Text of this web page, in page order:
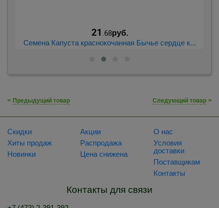
21 .68руб.
Семена Капуста краснокочанная Бычье сердце к...
< Предыдущий товар Следующий товар >
Скидки
Хиты продаж
Новинки
Акции
Распродажа
Цена снижена
О нас
Условия
доставки
Поставщикам
Контакты
Контакты для связи